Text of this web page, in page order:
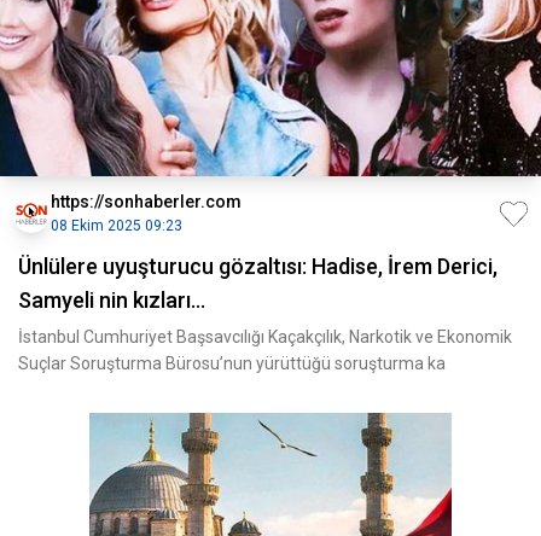
https://sonhaberler.com
08 Ekim 2025 09:23
Ünlülere uyuşturucu gözaltısı: Hadise, İrem Derici,
Samyeli nin kızları...
İstanbul Cumhuriyet Başsavcılığı Kaçakçılık, Narkotik ve Ekonomik
Suçlar Soruşturma Bürosu’nun yürüttüğü soruşturma ka